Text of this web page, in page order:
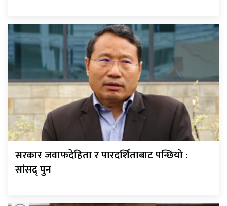
सरकार जवाफदेहिता र पारदर्शिताबाट पन्छियो :
सांसद् पुन